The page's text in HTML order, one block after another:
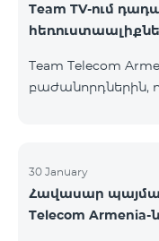
Team TV-ում
Team Telecom
բաժանորդներին,
Поехали Amedia 1
HD Amedia Hit Первый
канал»
30 January
Հավասար
Telecom